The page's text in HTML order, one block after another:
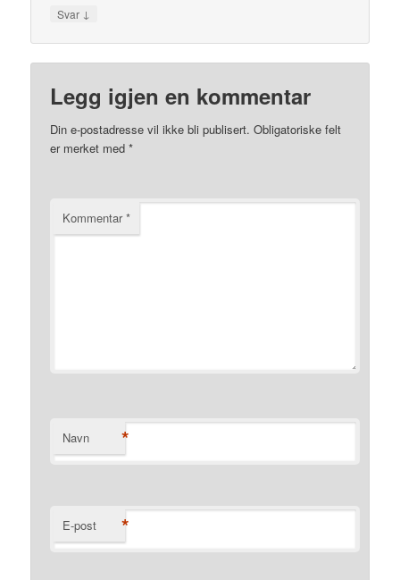
Svar ↓
Legg igjen en kommentar
Din e-postadresse vil ikke bli publisert. Obligatoriske felt
er merket med*
Kommentar*
Navn *
E-post *